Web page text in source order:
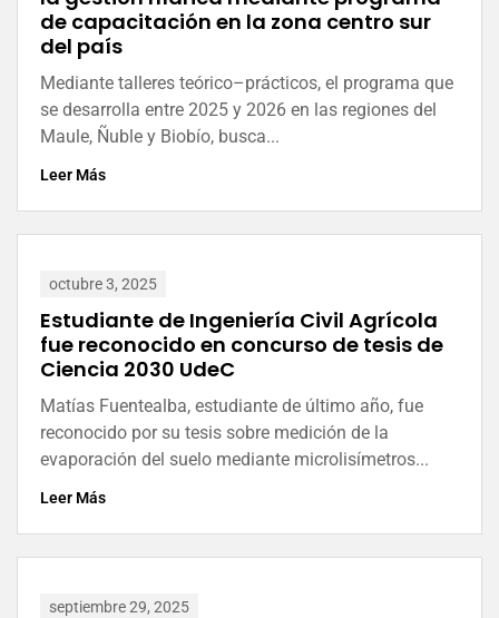
de capacitación en la zona centro sur
del país
Mediante talleres teórico–prácticos, el programa que
se desarrolla entre 2025 y 2026 en las regiones del
Maule, Ñuble y Biobío, busca...
Leer Más
octubre 3, 2025
Estudiante de Ingeniería Civil Agrícola
fue reconocido en concurso de tesis de
Ciencia 2030 UdeC
Matías Fuentealba, estudiante de último año, fue
reconocido por su tesis sobre medición de la
evaporación del suelo mediante microlisímetros...
Leer Más
septiembre 29, 2025